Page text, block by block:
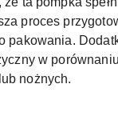
proces
pakowania.
w
nożnych.